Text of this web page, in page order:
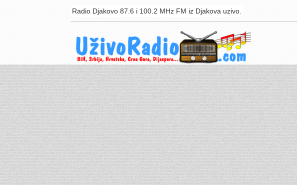
Radio Djakovo 87.6 i 100.2 MHz FM iz Djakova uzivo.